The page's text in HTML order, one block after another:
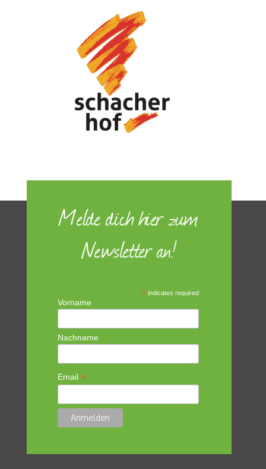
Melde dich hier zum
Newsletter an!
* indicates required
Vorname
Nachname
Email*